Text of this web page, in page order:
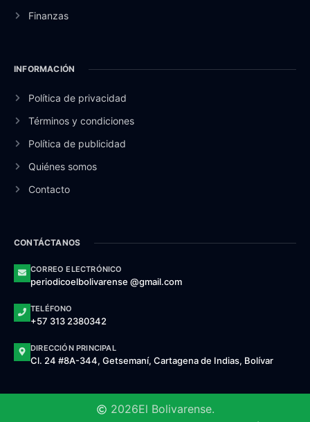
Finanzas
INFORMACIÓN
Política de privacidad
Términos y condiciones
Política de publicidad
Quiénes somos
Contacto
CONTÁCTANOS
CORREO ELECTRÓNICO
periodicoelbolivarense @gmail.com
TELÉFONO
+57 313 2380342
DIRECCIÓN PRINCIPAL
Cl. 24 #8A-344, Getsemaní, Cartagena de Indias, Bolívar
2026El Bolivarense.